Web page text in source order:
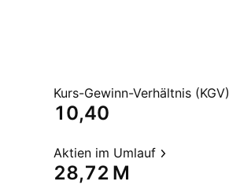
Kurs-Gewinn-Verhältnis (KGV)
10,40
Aktien im Umlauf
‪28,72 M‬